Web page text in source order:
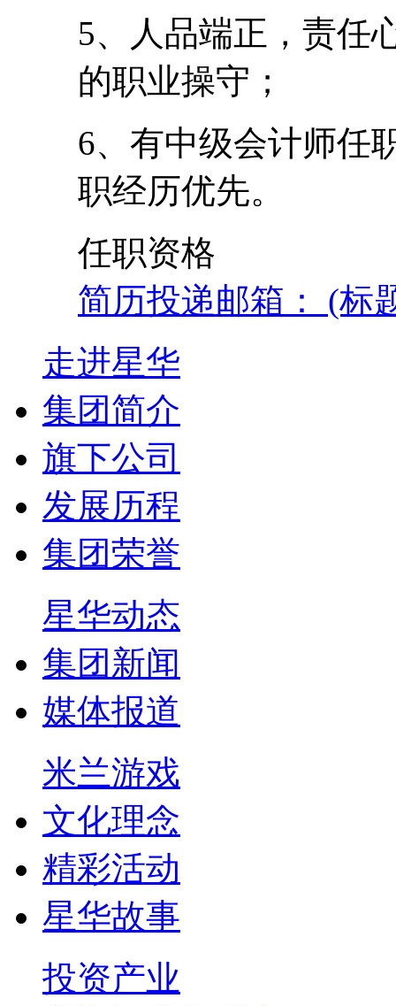
5、人品端正，责任
的职业操守；
6、有中级会计师任
职经历优先。
任职资格
简历投递邮箱： (标
走进星华
集团简介
旗下公司
发展历程
集团荣誉
星华动态
集团新闻
媒体报道
米兰游戏
文化理念
精彩活动
星华故事
投资产业